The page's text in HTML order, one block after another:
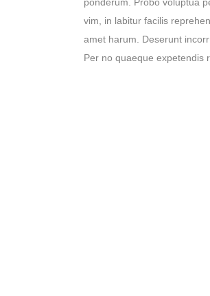
vim, in labitur facilis
amet harum. Deserunt
Per no quaeque expetendis